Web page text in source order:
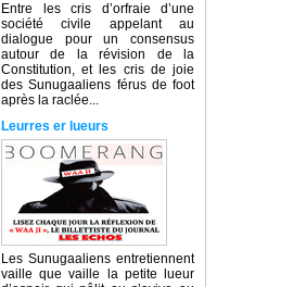
Entre les cris d’orfraie d’une
société civile appelant au
dialogue pour un consensus
autour de la révision de la
Constitution, et les cris de joie
des Sunugaaliens férus de foot
après la raclée...
Leurres er lueurs
Les Sunugaaliens entretiennent
vaille que vaille la petite lueur